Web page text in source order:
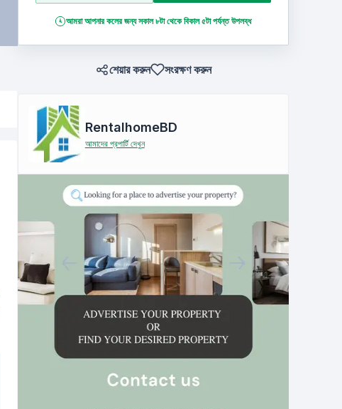
আমরা আপনার কলের জন্য সকাল ৮টা থেকে বিকাল ৫টা পর্যন্ত উপলব্ধ
শেয়ার করুন সংরক্ষণ করুন
RentalhomeBD
আমাদের প্রপার্টি দেখুন